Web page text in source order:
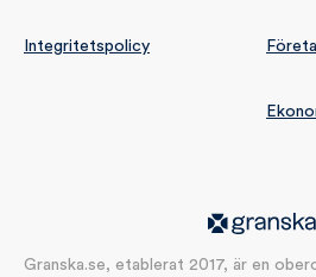
Integritetspolicy
Granska.se, etablerat 2017, är en